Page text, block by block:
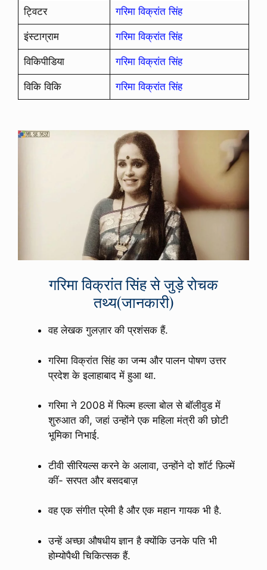
ट्विटर गरिमा विक्रांत सिंह
इंस्टाग्राम गरिमा विक्रांत सिंह
विकिपीडिया गरिमा विक्रांत सिंह
विकि विकि गरिमा विक्रांत सिंह
गरिमा विक्रांत सिंह से जुड़े रोचक
तथ्य(जानकारी)
वह लेखक गुलज़ार की प्रशंसक हैं.
गरिमा विक्रांत सिंह का जन्म और पालन पोषण उत्तर
प्रदेश के इलाहाबाद में हुआ था.
गरिमा ने 2008 में फिल्म हल्ला बोल से बॉलीवुड में
शुरुआत की, जहां उन्होंने एक महिला मंत्री की छोटी
भूमिका निभाई.
टीवी सीरियल्स करने के अलावा, उन्होंने दो शॉर्ट फ़िल्में
कीं- सरपत और बसदबाज़
वह एक संगीत प्रेमी है और एक महान गायक भी है.
उन्हें अच्छा औषधीय ज्ञान है क्योंकि उनके पति भी
होम्योपैथी चिकित्सक हैं.